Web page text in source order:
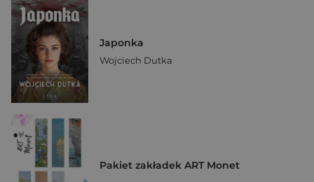
Japonka
Wojciech Dutka
Pakiet zakładek ART Monet